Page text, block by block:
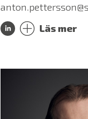
Läs mer